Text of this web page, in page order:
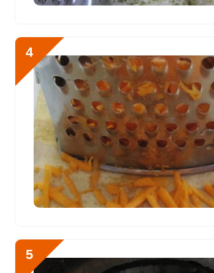
Рубидий
Селен
Фтор
Хром
Бор
Ванадий
4
5